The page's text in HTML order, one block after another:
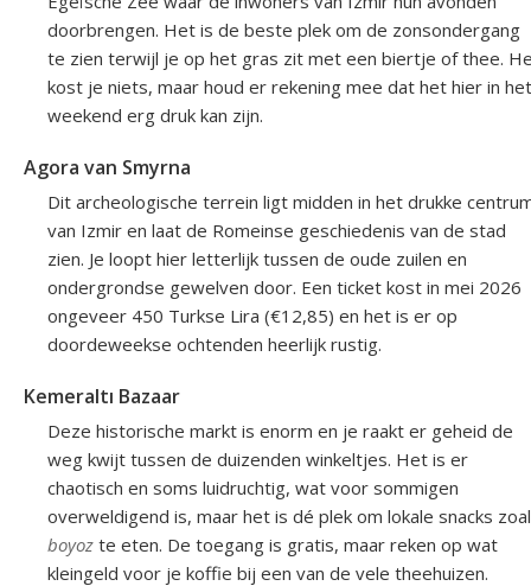
doorbrengen. Het is de beste plek om de zonsondergang
te zien terwijl je op het gras zit met een biertje of thee.
kost je niets, maar houd er rekening mee dat het hier in het
weekend erg druk kan zijn.
Agora van Smyrna
Dit archeologische terrein ligt midden in het drukke
van Izmir en laat de Romeinse geschiedenis van de stad
zien. Je loopt hier letterlijk tussen de oude zuilen en
ondergrondse gewelven door. Een ticket kost in mei 2026
ongeveer 450 Turkse Lira (€12,85) en het is er op
doordeweekse ochtenden heerlijk rustig.
Kemeraltı Bazaar
Deze historische markt is enorm en je raakt er geheid de
weg kwijt tussen de duizenden winkeltjes. Het is er
chaotisch en soms luidruchtig, wat voor sommigen
overweldigend is, maar het is dé plek om lokale snacks
boyoz te eten. De toegang is gratis, maar reken op wat
kleingeld voor je koffie bij een van de vele theehuizen.